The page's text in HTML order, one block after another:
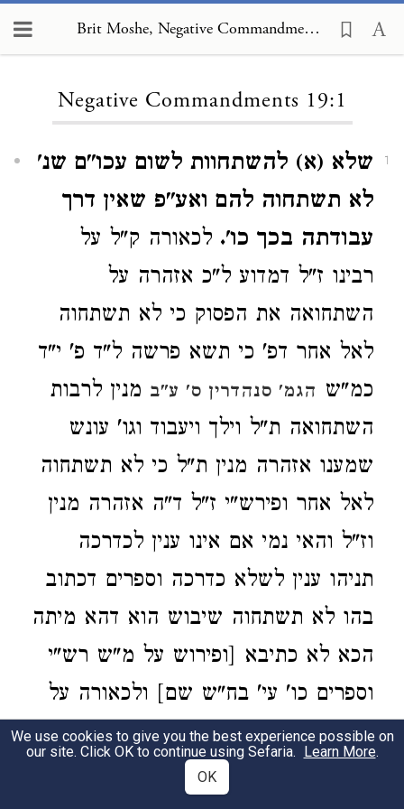
Brit Moshe, Negative Commandments 19:1
Negative Commandments 19:1
1
שלא (א) להשתחוות לשום עכו"ם שנ'
לא תשתחוה להם ואע"פ שאין דרך
עבודתה בכך כו'. לכאורה ק"ל על
רבינו ז"ל דמדוע ל"כ אזהרה על
השתחואה את הפסוק כי לא תשתחוה
לאל אחר דפ' כי תשא פרשה ל"ד פ' י"ד
כמ"ש הגמ' סנהדרין ס' ע"ב מנין לרבות
השתחואה ת"ל וילך ויעבוד וגו' עונש
שמענו אזהרה מנין ת"ל כי לא תשתחוה
לאל אחר ופירש"י ז"ל ד"ה אזהרה מנין
וז"ל והאי נמי אם אינו ענין לכדרכה
תניהו ענין לשלא כדרכה וספרים דכתוב
בהו לא תשתחוה שיבוש הוא דהא מיתה
הכא לא כתיבא [ופירוש על מ"ש רש"י
וספרים כו' עי' בח"ש שם] ולכאורה על
הגמרא גופא קשה מדוע לא הביא את
הפסוק ולא תשתחוה להם על אזהרת
We use cookies to give you the best experience possible on
our site. Click OK to continue using Sefaria. Learn More.
OK